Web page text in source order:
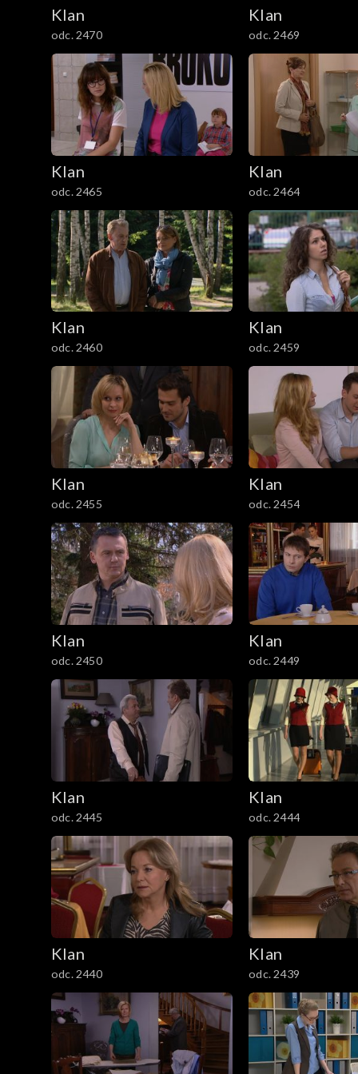
2001–2100
1901–2000
1801–1900
1701–1800
1601–1700
1501–1600
1401–1500
1301–1400
1101–1200
1001–1100
901–1000
801–900
701–800
601–700
501–600
401–500
301–400
201–300
101–200
1–100
Klan
odc. 2470
Klan
odc. 2469
Klan
odc. 2465
Klan
odc. 2464
Klan
odc. 2460
Klan
odc. 2459
Klan
odc. 2455
Klan
odc. 2454
Klan
odc. 2450
Klan
odc. 2449
Klan
odc. 2445
Klan
odc. 2444
Klan
odc. 2440
Klan
odc. 2439